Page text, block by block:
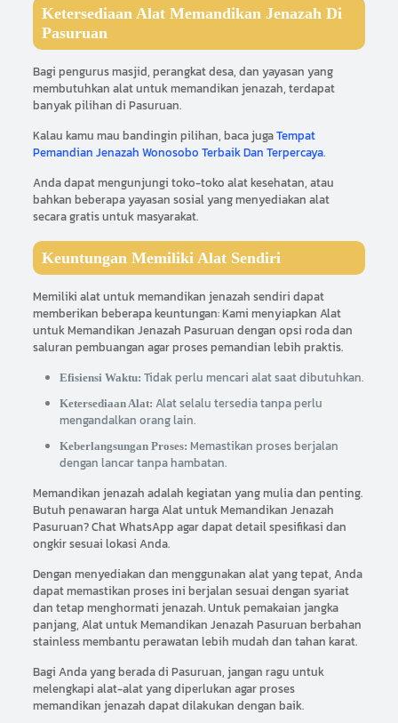
Ketersediaan Alat Memandikan Jenazah Di
Pasuruan
Bagi pengurus masjid, perangkat desa, dan yayasan yang
membutuhkan alat untuk memandikan jenazah, terdapat
banyak pilihan di Pasuruan.
Kalau kamu mau bandingin pilihan, baca jugaTempat
Pemandian Jenazah Wonosobo Terbaik Dan Terpercaya.
Anda dapat mengunjungi toko-toko alat kesehatan, atau
bahkan beberapa yayasan sosial yang menyediakan alat
secara gratis untuk masyarakat.
Keuntungan Memiliki Alat Sendiri
Memiliki alat untuk memandikan jenazah sendiri dapat
memberikan beberapa keuntungan: Kami menyiapkan Alat
untuk Memandikan Jenazah Pasuruan dengan opsi roda dan
saluran pembuangan agar proses pemandian lebih praktis.
Efisiensi Waktu: Tidak perlu mencari alat saat dibutuhkan.
Ketersediaan Alat: Alat selalu tersedia tanpa perlu
mengandalkan orang lain.
Keberlangsungan Proses: Memastikan proses berjalan
dengan lancar tanpa hambatan.
Memandikan jenazah adalah kegiatan yang mulia dan penting.
Butuh penawaran harga Alat untuk Memandikan Jenazah
Pasuruan? Chat WhatsApp agar dapat detail spesifikasi dan
ongkir sesuai lokasi Anda.
Dengan menyediakan dan menggunakan alat yang tepat, Anda
dapat memastikan proses ini berjalan sesuai dengan syariat
dan tetap menghormati jenazah. Untuk pemakaian jangka
panjang, Alat untuk Memandikan Jenazah Pasuruan berbahan
stainless membantu perawatan lebih mudah dan tahan karat.
Bagi Anda yang berada di Pasuruan, jangan ragu untuk
melengkapi alat-alat yang diperlukan agar proses
memandikan jenazah dapat dilakukan dengan baik.